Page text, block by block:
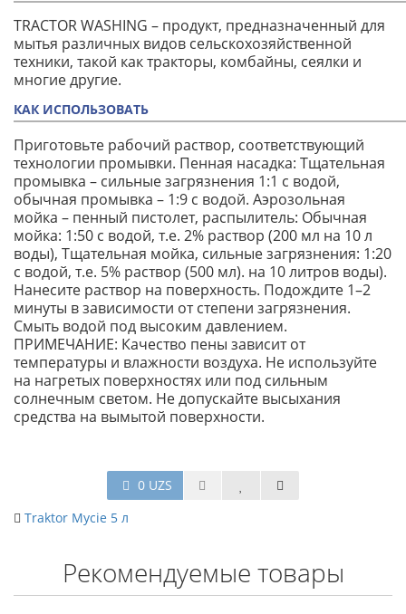
TRACTOR WASHING – продукт, предназначенный для
мытья различных видов сельскохозяйственной
техники, такой как тракторы, комбайны, сеялки и
многие другие.
КАК ИСПОЛЬЗОВАТЬ
Приготовьте рабочий раствор, соответствующий
технологии промывки. Пенная насадка: Тщательная
промывка – сильные загрязнения 1:1 с водой,
обычная промывка – 1:9 с водой. Аэрозольная
мойка – пенный пистолет, распылитель: Обычная
мойка: 1:50 с водой, т.е. 2% раствор (200 мл на 10 л
воды), Тщательная мойка, сильные загрязнения: 1:20
с водой, т.е. 5% раствор (500 мл). на 10 литров воды).
Нанесите раствор на поверхность. Подождите 1–2
минуты в зависимости от степени загрязнения.
Смыть водой под высоким давлением.
ПРИМЕЧАНИЕ: Качество пены зависит от
температуры и влажности воздуха. Не используйте
на нагретых поверхностях или под сильным
солнечным светом. Не допускайте высыхания
средства на вымытой поверхности.
0 UZS
Traktor Mycie 5 л
Рекомендуемые товары